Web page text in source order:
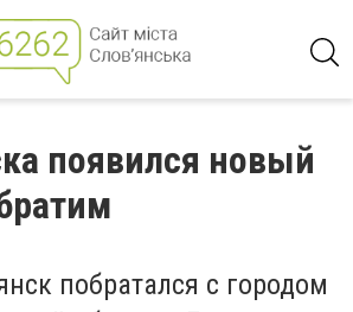
появился новый
побратался с городом